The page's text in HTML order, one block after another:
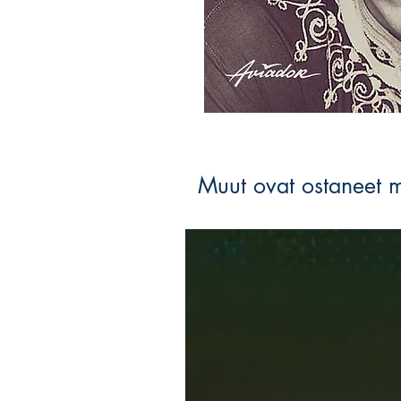
Muut ovat ostaneet